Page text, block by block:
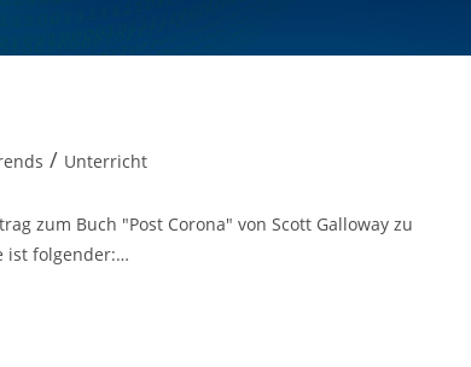
/ Unterricht
zum Buch "Post Corona" von Scott Galloway zu
ist folgender:…